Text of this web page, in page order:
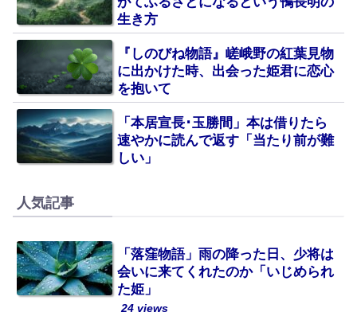
生き方
『しのびね物語』嵯峨野の紅葉見物
に出かけた時、出会った姫君に恋心
を抱いて
「本居宣長･玉勝間」本は借りたら
速やかに読んで返す「当たり前が難
しい」
人気記事
「落窪物語」雨の降った日、少将は
会いに来てくれたのか「いじめられ
た姫」
24 views